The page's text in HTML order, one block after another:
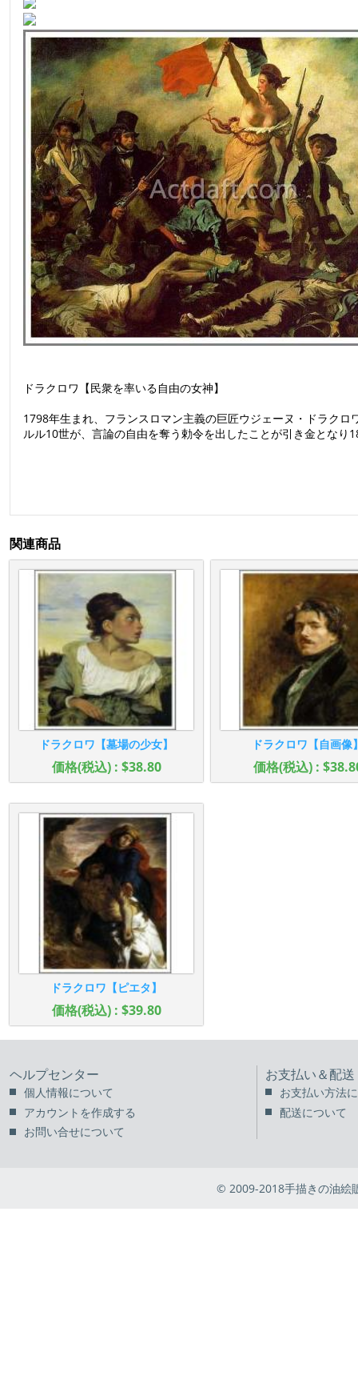
ドラクロワ【民衆を率いる自由の女神】
1798年生まれ、フランスロマン主義の巨匠ウジェーヌ・ドラク
ルル10世が、言論の自由を奪う勅令を出したことが引き金となり
関連商品
ドラクロワ【墓場の少女】
価格(税込) : $38.80
ドラクロワ【自画像
価格(税込) :
ドラクロワ【ピエタ】
価格(税込) : $39.80
ヘルプセンター
個人情報について
アカウントを作成する
お問い合せについて
お支払い＆配送
お支払い方法
配送について
© 2009-2018手描きの油絵